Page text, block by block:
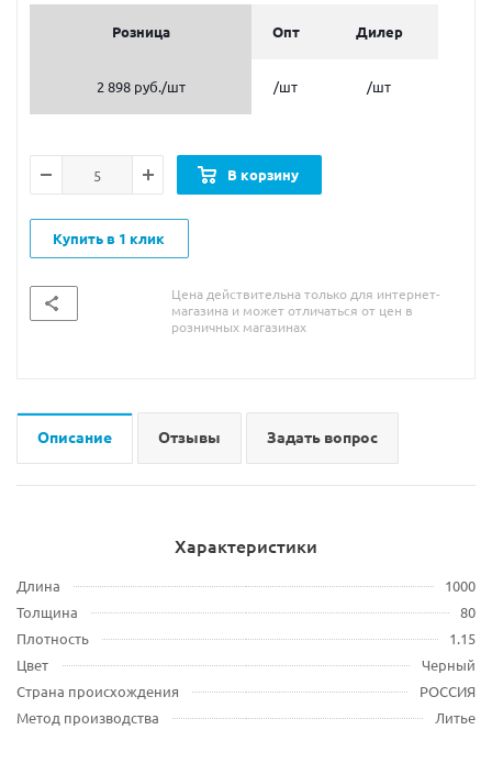
Розница Опт Дилер
2 898 руб./шт /шт /шт
В корзину
Купить в 1 клик
Цена действительна только для интернет-
магазина и может отличаться от цен в
розничных магазинах
Описание Отзывы Задать вопрос
Характеристики
Длина
1000
Толщина
80
Плотность
1.15
Цвет
Черный
Страна происхождения
РОССИЯ
Метод производства
Литье